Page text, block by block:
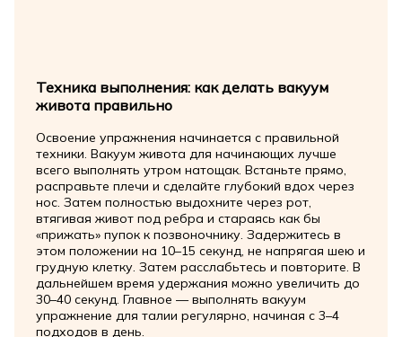
Техника выполнения: как делать вакуум
живота правильно
Освоение упражнения начинается с правильной
техники. Вакуум живота для начинающих лучше
всего выполнять утром натощак. Встаньте прямо,
расправьте плечи и сделайте глубокий вдох через
нос. Затем полностью выдохните через рот,
втягивая живот под ребра и стараясь как бы
«прижать» пупок к позвоночнику. Задержитесь в
этом положении на 10–15 секунд, не напрягая шею и
грудную клетку. Затем расслабьтесь и повторите. В
дальнейшем время удержания можно увеличить до
30–40 секунд. Главное — выполнять вакуум
упражнение для талии регулярно, начиная с 3–4
подходов в день.